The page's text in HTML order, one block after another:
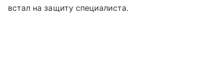
встал на защиту специалиста.